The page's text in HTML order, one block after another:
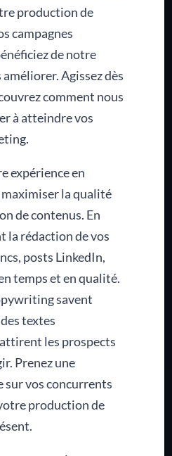
production de
campagnes
de notre
Agissez dès
comment nous
à atteindre vos
expérience en
la qualité
de contenus. En
la rédaction de vos
posts LinkedIn,
temps et en qualité.
savent
textes
les prospects
Prenez une
sur vos concurrents
production de